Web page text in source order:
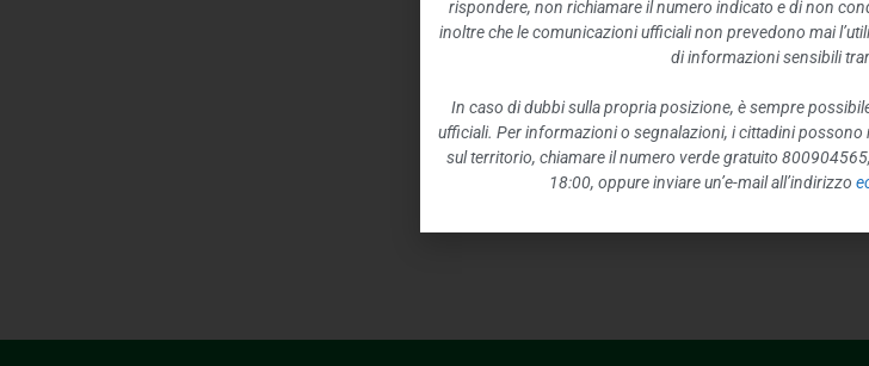
rispondere, non richiamare il numero indicato e di non
inoltre che le comunicazioni ufficiali non prevedono mai
di informazioni sensibili
In caso di dubbi sulla propria posizione, è sempre
ufficiali. Per informazioni o segnalazioni, i cittadini
sul territorio, chiamare il numero verde gratuito
18:00, oppure inviare un’e-mail all’indirizzo